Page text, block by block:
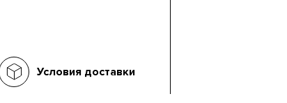
Условия доставки